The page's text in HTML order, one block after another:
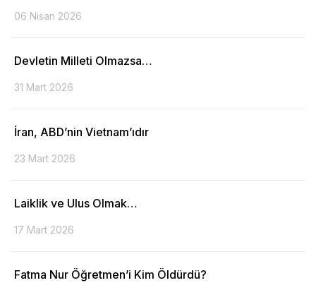
06 Nisan 2026
Devletin Milleti Olmazsa…
31 Mart 2026
İran, ABD’nin Vietnam’ıdır
23 Mart 2026
Laiklik ve Ulus Olmak…
17 Mart 2026
Fatma Nur Öğretmen’i Kim Öldürdü?